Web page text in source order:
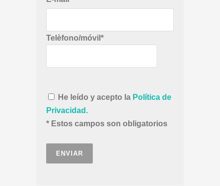
Telèfono/móvil*
He leído y acepto la Política de
Privacidad.
* Estos campos son obligatorios